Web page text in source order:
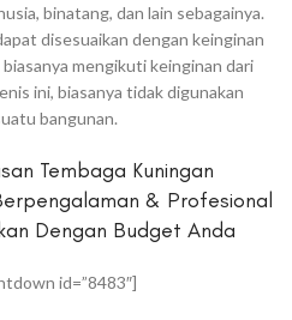
binatang, dan lain sebagainya.
disesuaikan dengan keinginan
mengikuti keinginan dari
ini, biasanya tidak digunakan
bangunan.
Tembaga Kuningan
& Profesional
Dengan Budget Anda
id=”8483″]